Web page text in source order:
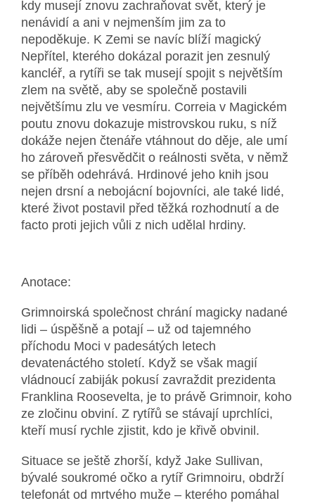
kdy musejí znovu zachraňovat svět, který je
nenávidí a ani v nejmenším jim za to
nepoděkuje. K Zemi se navíc blíží magický
Nepřítel, kterého dokázal porazit jen zesnulý
kancléř, a rytíři se tak musejí spojit s největším
zlem na světě, aby se společně postavili
největšímu zlu ve vesmíru. Correia v Magickém
poutu znovu dokazuje mistrovskou ruku, s níž
dokáže nejen čtenáře vtáhnout do děje, ale umí
ho zároveň přesvědčit o reálnosti světa, v němž
se příběh odehrává. Hrdinové jeho knih jsou
nejen drsní a nebojácní bojovníci, ale také lidé,
které život postavil před těžká rozhodnutí a de
facto proti jejich vůli z nich udělal hrdiny.
Anotace:
Grimnoirská společnost chrání magicky nadané
lidi – úspěšně a potají – už od tajemného
příchodu Moci v padesátých letech
devatenáctého století. Když se však magií
vládnoucí zabiják pokusí zavraždit prezidenta
Franklina Roosevelta, je to právě Grimnoir, koho
ze zločinu obviní. Z rytířů se stávají uprchlíci,
kteří musí rychle zjistit, kdo je křivě obvinil.
Situace se ještě zhorší, když Jake Sullivan,
bývalé soukromé očko a rytíř Grimnoiru, obdrží
telefonát od mrtvého muže – kterého pomáhal